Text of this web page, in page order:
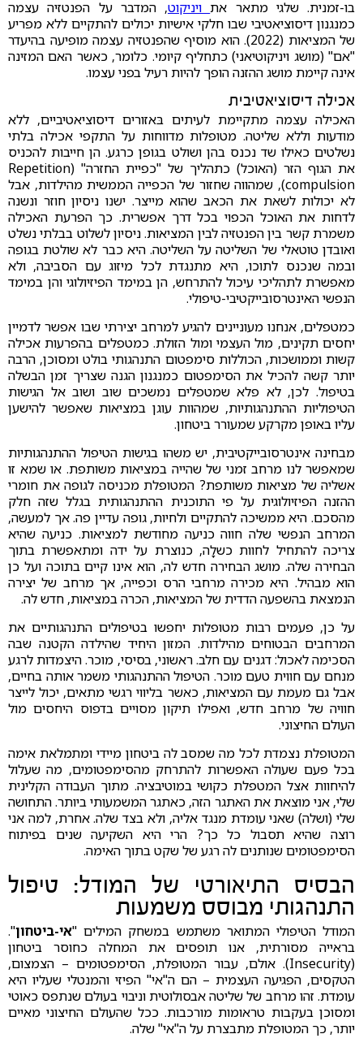
בו-זמנית. שלגי מתאר את ויניקוט, המדבר על הפנטזיה עצמה
כמנגנון דיסוציאטיבי שבו חלקי אישיות יכולים להתקיים ללא מפריע
של המציאות (2022). הוא מוסיף שהפנטזיה עצמה מופיעה בהיעדר
"אם" (מושג ויניקוטיאני) כתחליף קיומי. כלומר, כאשר האם המזינה
אינה קיימת מושג ההזנה הופך להיות רעיל בפני עצמו.
אכילה דיסוציאטיבית
האכילה עצמה מתקיימת לעיתים בּאזורים דיסוציאטיביים, ללא
מודעות וללא שליטה. מטופלות מדווחות על התקפי אכילה בלתי
נשלטים כאילו שד נכנס בהן ושולט בגופן כרגע. הן חייבות להכניס
את הגוף הזר (האוכל) כתהליך של "כפיית החזרה" (Repetition
compulsion), שמהווה שחזור של הכפייה הממשית מהילדות, אבל
לא יכולות לשאת את הכאב שהוא מייצר. ישנו ניסיון חוזר ונשנה
לדחות את האוכל הכפוי בכל דרך אפשרית. כך הפרעת האכילה
משמרת קשר בין הפנטזיה לבין המציאות. ניסיון לשלוט בבלתי נשלט
ואובדן טוטאלי של השליטה על השליטה. היא כבר לא שולטת בגופה
ובמה שנכנס לתוכו, היא מתנגדת לכל מיזוג עם הסביבה, ולא
מאפשרת לתהליכי עיכול להתרחש, הן במימד הפיזיולוגי והן במימד
הנפשי האינטרסובייקטיבי-טיפולי.
כמטפלים, אנחנו מעוניינים להגיע למרחב יצירתי שבו אפשר לדמיין
יחסים תקינים, מול העצמי ומול הזולת. כמטפלים בהפרעות אכילה
קשות וממושכות, הכוללות סימפטום התנהגותי בולט ומסוכן, הרבה
יותר קשה להכיל את הסימפטום כמנגנון הגנה שצריך זמן הבשלה
בטיפול. לכן, לא פלא שמטפלים נמשכים שוב ושוב אל הגישות
הטיפוליות ההתנהגותיות, שמהוות עוגן במציאות שאפשר להישען
עליו באופן מקרקע שמעורר ביטחון.
מבחינה אינטרסובייקטיבית, יש משהו בגישות הטיפול ההתנהגותיות
שמאפשר לנו מרחב זמני של שהייה במציאות משותפת. או שמא זו
אשליה של מציאות משותפת? המטופלת מכניסה לגופה את חומרי
ההזנה הפיזיולוגית על פי התוכנית ההתנהגותית בגלל שזה חלק
מהסכם. היא ממשיכה להתקיים ולחיות, גופה עדיין פה. אך למעשה,
המרחב הנפשי שלה חווה כניעה מחודשת למציאות. כניעה שהיא
צריכה להתחיל לחוות כשלָה, כנוצרת על ידה ומתאפשרת בתוך
הבחירה שלה. מושג הבחירה חדש לה, הוא אינו קיים בתוכה ועל כן
הוא מבהיל. היא מכירה מרחבי הרס וכפייה, אך מרחב של יצירה
הנמצאת בהשפעה הדדית של המציאות, הכרה במציאות, חדש לה.
על כן, פעמים רבות מטופלות יחפשו בטיפולים התנהגותיים את
המרחבים הבטוחים מהילדות. המזון היחיד שהילדה הקטנה שבה
הסכימה לאכול: דגנים עם חלב. ראשוני, בסיסי, מוכר. היצמדות לרגע
מנחם עם חווית טעם מוכר. הטיפול ההתנהגותי משמר אותה בחיים,
אבל גם מעמת עם המציאות, כאשר בליווי רגשי מתאים, יכול לייצר
חוויה של מרחב חדש, ואפילו תיקון מסויים בדפוס היחסים מול
העולם החיצוני.
המטופלת נצמדת לכל מה שמסב לה ביטחון מיידי ומתמלאת אימה
בכל פעם שעולה האפשרות להתרחק מהסימפטומים, מה שעלול
להיחוות אצל המטפלת כקושי במוטיבציה. מתוך העבודה הקלינית
שלי, אני מוצאת את האתגר הזה, כאתגר המשמעותי ביותר. התחושה
שלי (ושלה) שאני עומדת מנגד אליה, ולא בצד שלה. אחרת, למה אני
רוצה שהיא תסבול כל כך? הרי היא השקיעה שנים בפיתוח
הסימפטומים שנותנים לה רגע של שקט בתוך האימה.
הבסיס התיאורטי של המודל: טיפול
התנהגותי מבוסס משמעות
המודל הטיפולי המתואר משתמש במשחק המילים "אי-ביטחון".
בראייה מסורתית, אנו תופסים את המחלה כחוסר ביטחון
(Insecurity). אולם, עבור המטופלת, הסימפטומים – הצמצום,
הטקסים, הפגיעה העצמית – הם ה"אי" הפיזי והמנטלי שעליו היא
עומדת. זהו מרחב של שליטה אבסולוטית וניבוי בעולם שנתפס כאוטי
ומסוכן בעקבות טראומות מורכבות. ככל שהעולם החיצוני מאיים
יותר, כך המטופלת מתבצרת על ה"אי" שלה.